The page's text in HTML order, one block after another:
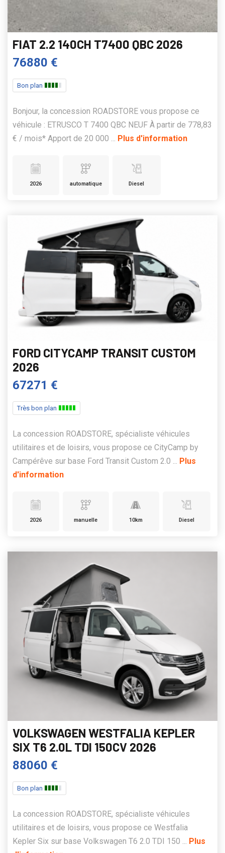
FIAT 2.2 140CH T7400 QBC 2026
76880 €
Bon plan
Bonjour, la concession ROADSTORE vous propose ce
véhicule : ETRUSCO T 7400 QBC NEUF À partir de 778,83
€ / mois* Apport de 20 000 ... Plus d'information
2026 automatique Diesel
FORD CITYCAMP TRANSIT CUSTOM
2026
67271 €
Très bon plan
La concession ROADSTORE, spécialiste véhicules
utilitaires et de loisirs, vous propose ce CityCamp by
Campérêve sur base Ford Transit Custom 2.0 ... Plus
d'information
2026 manuelle 10km Diesel
VOLKSWAGEN WESTFALIA KEPLER
SIX T6 2.0L TDI 150CV 2026
88060 €
Bon plan
La concession ROADSTORE, spécialiste véhicules
utilitaires et de loisirs, vous propose ce Westfalia
Kepler Six sur base Volkswagen T6 2.0 TDI 150 ... Plus